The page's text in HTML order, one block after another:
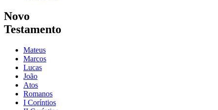
Novo
Testamento
Mateus
Marcos
Lucas
João
Atos
Romanos
I Coríntios